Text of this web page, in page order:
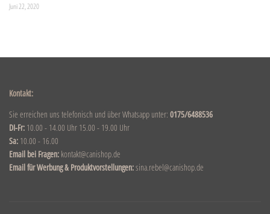
Juni 22, 2020
Kontakt:
Sie erreichen uns telefonisch und über Whatsapp unter: 0175/6488536
DI-Fr: 10.00 - 14.00 Uhr 15.00 - 19.00 Uhr
Sa: 10.00 - 16.00
Email bei Fragen: kontakt@canishop.de
Email für Werbung & Produktvorstellungen:sina.rebel@canishop.de